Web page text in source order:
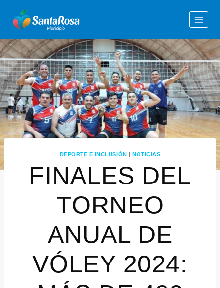
DEPORTE E INCLUSIÓN |NOTICIAS
FINALES DEL
TORNEO
ANUAL DE
VÓLEY 2024: